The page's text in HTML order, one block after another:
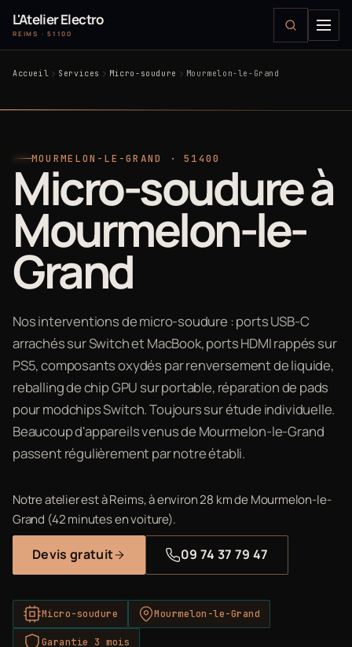
L'Atelier Electro
REIMS · 51100
Accueil Services Micro-soudure Mourmelon-le-Grand
MOURMELON-LE-GRAND · 51400
Micro-soudure à
Mourmelon-le-
Grand
Nos interventions de micro-soudure : ports USB-C
arrachés sur Switch et MacBook, ports HDMI rappés sur
PS5, composants oxydés par renversement de liquide,
reballing de chip GPU sur portable, réparation de pads
pour modchips Switch. Toujours sur étude individuelle.
Beaucoup d'appareils venus de Mourmelon-le-Grand
passent régulièrement par notre établi.
Notre atelier est à Reims, à environ 28 km de Mourmelon-le-
Grand (42 minutes en voiture).
Devis gratuit 09 74 37 79 47
Micro-soudure Mourmelon-le-Grand
Garantie 3 mois